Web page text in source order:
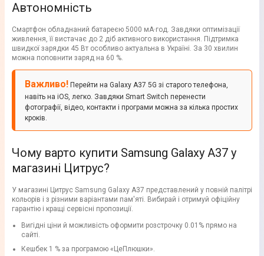
Автономність
Смартфон обладнаний батареєю 5000 мА·год. Завдяки оптимізації
живлення, її вистачає до 2 діб активного використання. Підтримка
швидкої зарядки 45 Вт особливо актуальна в Україні. За 30 хвилин
можна поповнити заряд на 60 %.
Важливо! Перейти на Galaxy A37 5G зі старого телефона,
навіть на iOS, легко. Завдяки Smart Switch перенести
фотографії, відео, контакти і програми можна за кілька простих
кроків.
Чому варто купити Samsung Galaxy A37 у
магазині Цитрус?
У магазині Цитрус Samsung Galaxy A37 представлений у повній палітрі
кольорів і з різними варіантами пам'яті. Вибирай і отримуй офіційну
гарантію і кращі сервісні пропозиції.
Вигідні ціни й можливість оформити розстрочку 0.01% прямо на
сайті.
Кешбек 1 % за програмою «ЦеПлюшки».